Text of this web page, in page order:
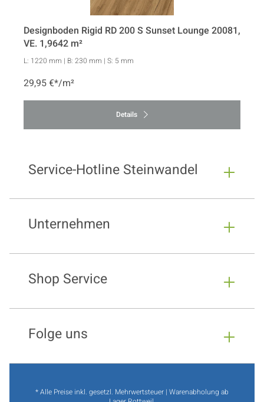
Designboden Rigid RD 200 S Sunset Lounge 20081,
VE. 1,9642 m²
L: 1220 mm | B: 230 mm | S: 5 mm
29,95 €*/m²
Details
Service-Hotline Steinwandel
Unternehmen
Shop Service
Folge uns
* Alle Preise inkl. gesetzl. Mehrwertsteuer | Warenabholung ab